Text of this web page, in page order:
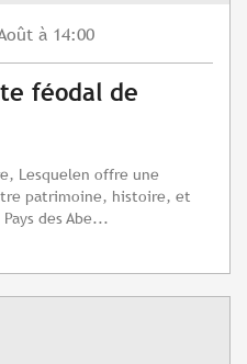
à 14:00
féodal de
Lesquelen offre une
patrimoine, histoire, et
des Abe...